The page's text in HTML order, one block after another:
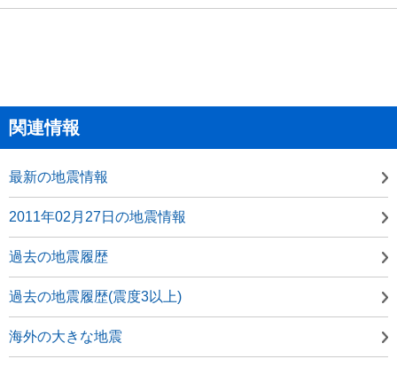
関連情報
最新の地震情報
2011年02月27日の地震情報
過去の地震履歴
過去の地震履歴(震度3以上)
海外の大きな地震